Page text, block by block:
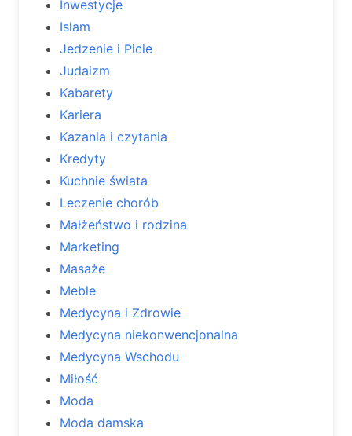
Inwestycje
Islam
Jedzenie i Picie
Judaizm
Kabarety
Kariera
Kazania i czytania
Kredyty
Kuchnie świata
Leczenie chorób
Małżeństwo i rodzina
Marketing
Masaże
Meble
Medycyna i Zdrowie
Medycyna niekonwencjonalna
Medycyna Wschodu
Miłość
Moda
Moda damska